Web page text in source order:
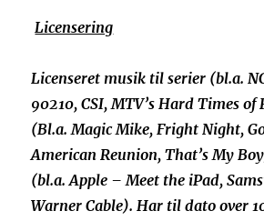
Licensering
Licenseret musik til serier (bl.a.
90210, CSI, MTV’s Hard Times
(Bl.a. Magic Mike, Fright Night,
American Reunion, That’s My
(bl.a. Apple – Meet the iPad,
Warner Cable).Har til dato over